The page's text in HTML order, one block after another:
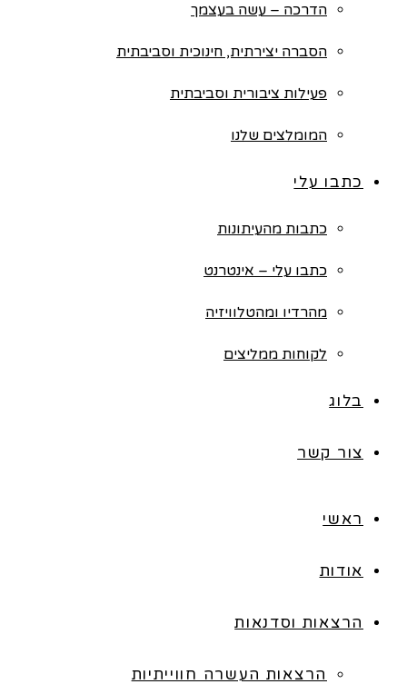
הדרכה – עשה בעצמך
הסברה יצירתית, חינוכית וסביבתית
פעילות ציבורית וסביבתית
המומלצים שלנו
כתבו עלי
כתבות מהעיתונות
כתבו עלי – אינטרנט
מהרדיו ומהטלוויזיה
לקוחות ממליצים
בלוג
צור קשר
ראשי
אודות
הרצאות וסדנאות
הרצאות העשרה חווייתיות